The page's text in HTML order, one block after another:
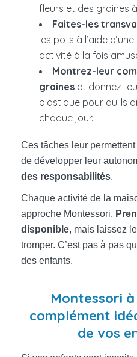
fleurs et des graines
Faites-les
les pots à l’aide
activité à la fois
Montrez-leur
graines et donnez-
plastique pour qu’ils
chaque jour.
Ces tâches leur
de développer leur
des responsabilités.
Chaque activité de la
approche Montessori.
disponible, mais laissez
tromper. C’est pas à pas
des enfants.
Montessori
complément
de vos